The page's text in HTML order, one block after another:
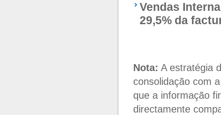
Vendas
29,5% da
Nota: A estratégia
consolidação com
que a informação
directamente